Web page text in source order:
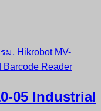
05 Industrial